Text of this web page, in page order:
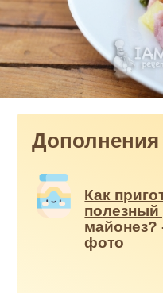
Дополнения
Как
майонез?
фото